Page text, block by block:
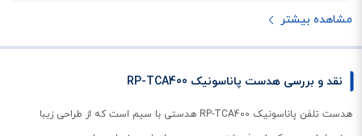
مشاهده بیشتر
نقد و بررسی هدست پاناسونیک RP-TCA400
هدست تلفن پاناسونيک RP-TCA400 هدستی با سیم است که از طراحی زیبا